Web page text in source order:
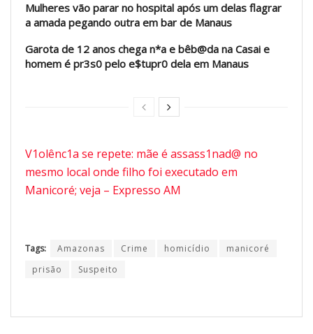
Mulheres vão parar no hospital após um delas flagrar
a amada pegando outra em bar de Manaus
Garota de 12 anos chega n*a e bêb@da na Casai e
homem é pr3s0 pelo e$tupr0 dela em Manaus
V1olênc1a se repete: mãe é assass1nad@ no
mesmo local onde filho foi executado em
Manicoré; veja – Expresso AM
Tags: Amazonas Crime homicídio
manicoré
prisão
Suspeito